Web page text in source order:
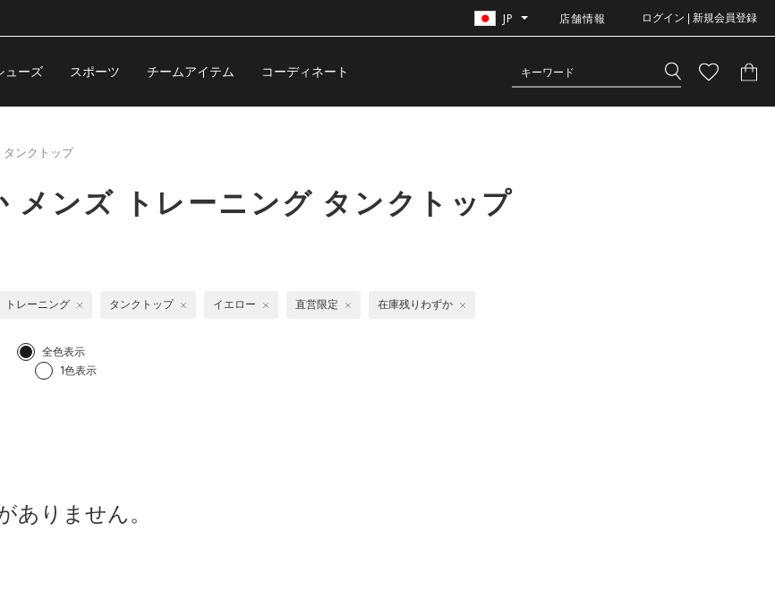
JP 店舗情報 ログイン | 新規会員登録
ューズ スポーツ チームアイテム コーディネート
タンクトップ
メンズ トレーニング タンクトップ
全色表示
1色表示
トレーニング タンクトップ イエロー 直営限定 在庫残りわずか
ありません。